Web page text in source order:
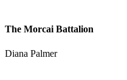
The Morcai Battalion
Diana Palmer